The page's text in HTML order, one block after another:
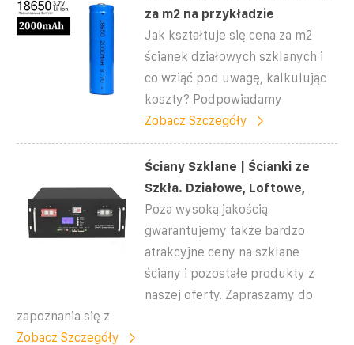
za m2 na przykładzie
Jak kształtuje się cena za m2
ścianek działowych szklanych i
co wziąć pod uwagę, kalkulując
koszty? Podpowiadamy
Zobacz Szczegóły
Ściany Szklane | Ścianki ze
Szkła. Działowe, Loftowe,
Poza wysoką jakością
gwarantujemy także bardzo
atrakcyjne ceny na szklane
ściany i pozostałe produkty z
naszej oferty. Zapraszamy do
zapoznania się z
Zobacz Szczegóły